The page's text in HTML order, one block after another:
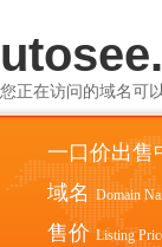
您正在访问的域名可
一口价出售
域名 Domain
售价 Listing